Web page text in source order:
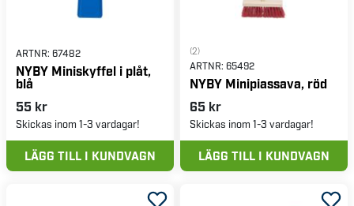
ARTNR: 67482
NYBY Miniskyffel i plåt,
blå
55 kr
Skickas inom 1-3 vardagar!
LÄGG TILL I KUNDVAGN
(2)
ARTNR: 65492
NYBY Minipiassava, röd
65 kr
Skickas inom 1-3 vardagar!
LÄGG TILL I KUNDVAGN